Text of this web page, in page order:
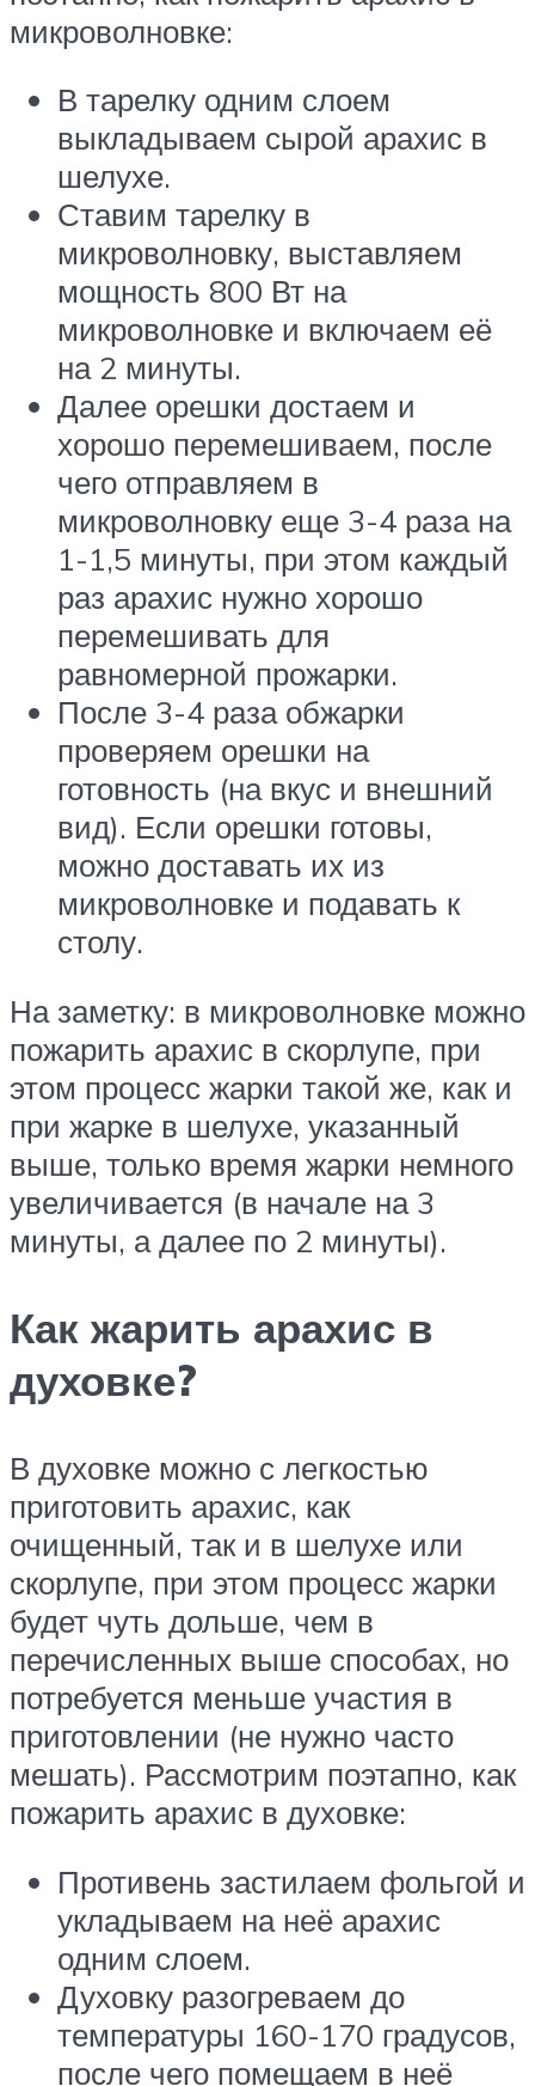
микроволновке:
В тарелку одним слоем
выкладываем сырой арахис в
шелухе.
Ставим тарелку в
микроволновку, выставляем
мощность 800 Вт на
микроволновке и включаем её
на 2 минуты.
Далее орешки достаем и
хорошо перемешиваем, после
чего отправляем в
микроволновку еще 3-4 раза на
1-1,5 минуты, при этом каждый
раз арахис нужно хорошо
перемешивать для
равномерной прожарки.
После 3-4 раза обжарки
проверяем орешки на
готовность (на вкус и внешний
вид). Если орешки готовы,
можно доставать их из
микроволновке и подавать к
столу.
На заметку: в микроволновке можно
пожарить арахис в скорлупе, при
этом процесс жарки такой же, как и
при жарке в шелухе, указанный
выше, только время жарки немного
увеличивается (в начале на 3
минуты, а далее по 2 минуты).
Как жарить арахис в
духовке?
В духовке можно с легкостью
приготовить арахис, как
очищенный, так и в шелухе или
скорлупе, при этом процесс жарки
будет чуть дольше, чем в
перечисленных выше способах, но
потребуется меньше участия в
приготовлении (не нужно часто
мешать). Рассмотрим поэтапно, как
пожарить арахис в духовке:
Противень застилаем фольгой и
укладываем на неё арахис
одним слоем.
Духовку разогреваем до
температуры 160-170 градусов,
после чего помещаем в неё